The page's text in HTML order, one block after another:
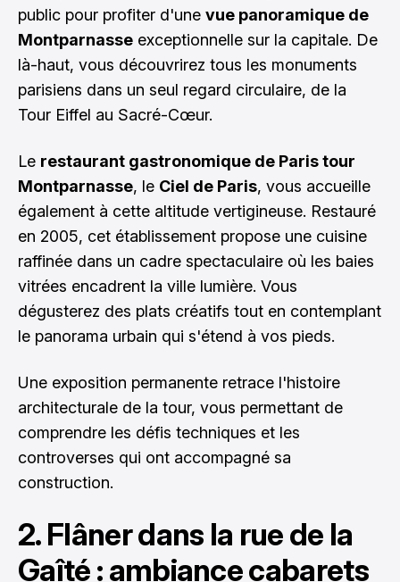
public pour profiter d'une vue panoramique de
Montparnasse exceptionnelle sur la capitale. De
là-haut, vous découvrirez tous les monuments
parisiens dans un seul regard circulaire, de la
Tour Eiffel au Sacré-Cœur.
Le restaurant gastronomique de Paris tour
Montparnasse, le Ciel de Paris, vous accueille
également à cette altitude vertigineuse. Restauré
en 2005, cet établissement propose une cuisine
raffinée dans un cadre spectaculaire où les baies
vitrées encadrent la ville lumière. Vous
dégusterez des plats créatifs tout en contemplant
le panorama urbain qui s'étend à vos pieds.
Une exposition permanente retrace l'histoire
architecturale de la tour, vous permettant de
comprendre les défis techniques et les
controverses qui ont accompagné sa
construction.
2. Flâner dans la rue de la
Gaîté : ambiance cabarets